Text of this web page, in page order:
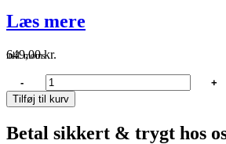
Læs mere
649,00kr.
inkl. moms
Gill
1282
Herre
langærmet
-
+
Tilføj til kurv
Betal sikkert & trygt hos